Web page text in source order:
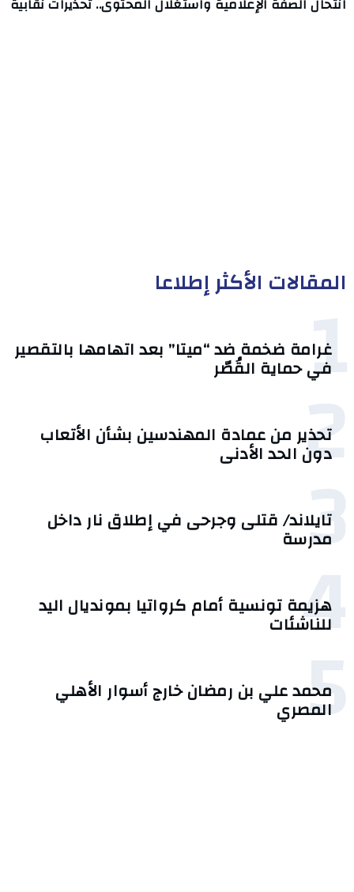
انتحال الصفة الإعلامية واستغلال المحتوى.. تحذيرات نقابية
المقالات الأكثر إطلاعا
1
غرامة ضخمة ضد “ميتا” بعد اتهامها بالتقصير
في حماية القُصّر
2
تحذير من عمادة المهندسين بشأن الأتعاب
دون الحد الأدنى
3
تايلاند/ قتلى وجرحى في إطلاق نار داخل
مدرسة
4
هزيمة تونسية أمام كرواتيا بمونديال اليد
للناشئات
5
محمد علي بن رمضان خارج أسوار الأهلي
المصري